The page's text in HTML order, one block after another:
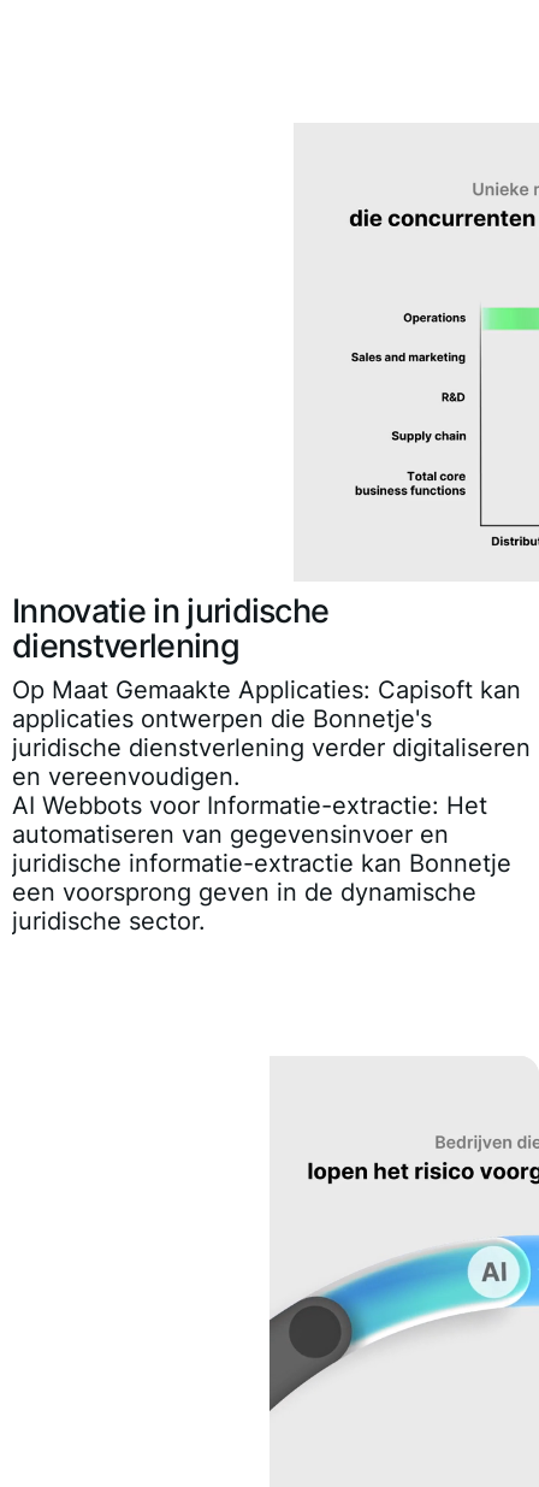
Innovatie in juridische
dienstverlening
Op Maat Gemaakte Applicaties: Capisoft kan
applicaties ontwerpen die Bonnetje's
juridische dienstverlening verder digitaliseren
en vereenvoudigen.
AI Webbots voor Informatie-extractie: Het
automatiseren van gegevensinvoer en
juridische informatie-extractie kan Bonnetje
een voorsprong geven in de dynamische
juridische sector.